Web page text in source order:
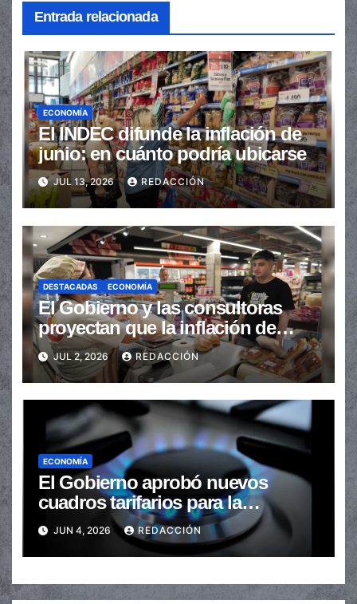
Entrada relacionada
ECONOMÍA
El INDEC difunde la inflación de
junio: en cuánto podría ubicarse
JUL 13, 2026 REDACCIÓN
DESTACADAS ECONOMÍA
El Gobierno y las consultoras
proyectan que la inflación de
junio se ubicó debajo del 2%
JUL 2, 2026 REDACCIÓN
ECONOMÍA
El Gobierno aprobó nuevos
cuadros tarifarios para la
distribución de gas en todo el
país
JUN 4, 2026 REDACCIÓN